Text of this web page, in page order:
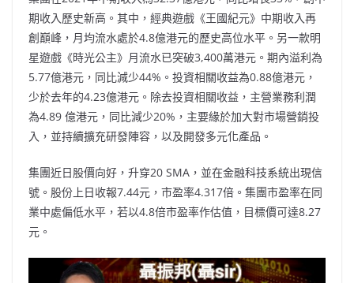
期收入歷史新高。其中，經典遊戲《王國紀元》中期收入再
創巔峰，月均流水處於4.8億港元的歷史高位水平。另一款明
星遊戲《時光公主》月流水已突破3,400萬港元。期內溢利為
5.77億港元，同比減少44%。投資相關收益為0.88億港元，
少於去年的4.23億港元。除去投資相關收益，主營業務利潤
為4.89 億港元，同比減少20%，主要緣於加大對市場營銷投
入，並持續擴充研發陣容，以及開發多元化產品。
集團近日股價向好，升穿20 SMA，並在金融科技系統出現信
號。股份上日收報7.44元，市盈率4.317倍。集團市盈率在同
業中處偏低水平，若以4.8倍市盈率作估值，目標價可達8.27
元。